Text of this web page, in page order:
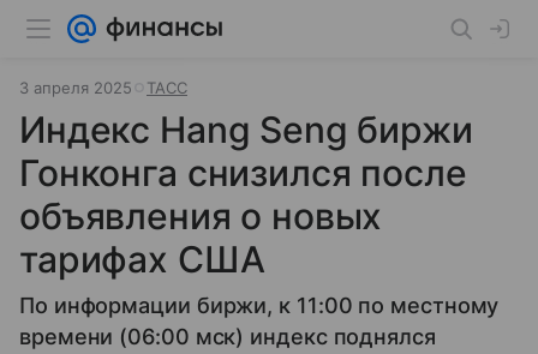
3 апреля 2025 ТАСС
Индекс Hang Seng биржи
Гонконга снизился после
объявления о новых
тарифах США
По информации биржи, к 11:00 по местному
времени (06:00 мск) индекс поднялся